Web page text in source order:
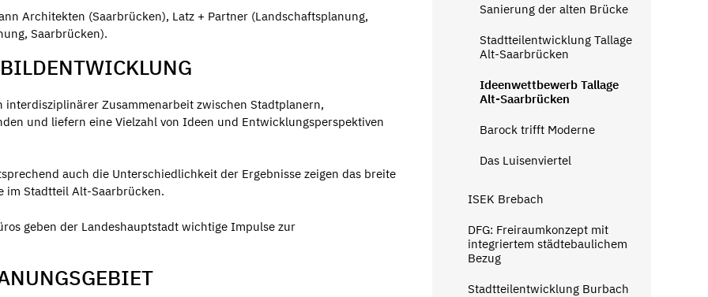
Architekten (Saarbrücken), Latz + Partner (Landschaftsplanung,
Saarbrücken).
interdisziplinärer Zusammenarbeit zwischen Stadtplanern,
und liefern eine Vielzahl von Ideen und Entwicklungsperspektiven
auch die Unterschiedlichkeit der Ergebnisse zeigen das breite
im Stadtteil Alt-Saarbrücken.
geben der Landeshauptstadt wichtige Impulse zur
Sanierung der alten Brücke
Stadtteilentwicklung Tallage
Alt-Saarbrücken
Ideenwettbewerb Tallage
Alt-Saarbrücken
Barock trifft Moderne
Das Luisenviertel
ISEK Brebach
DFG: Freiraumkonzept mit
integriertem städtebaulichem
Bezug
Stadtteilentwicklung Burbach